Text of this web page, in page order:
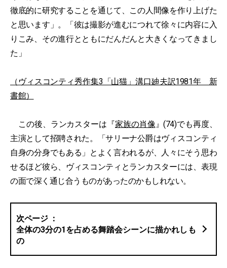
徹底的に研究することを通じて、この人間像を作り上げた
と思います」。「彼は撮影が進むにつれて徐々に内容に入
りこみ、その進行とともにだんだんと大きくなってきまし
た」
（ヴィスコンティ秀作集3「山猫」溝口廸夫訳1981年 新
書館）
この後、ランカスターは『家族の肖像』(74)でも再度、
主演として招聘された。「サリーナ公爵はヴィスコンティ
自身の分身でもある」とよく言われるが、人々にそう思わ
せるほど彼ら、ヴィスコンティとランカスターには、表現
の面で深く通じ合うものがあったのかもしれない。
全体の3分の1を占める舞踏会シーンに描かれしも
の